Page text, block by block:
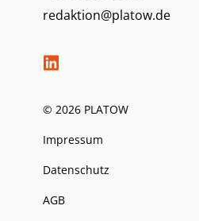
redaktion@platow.de
© 2026 PLATOW
Impressum
Datenschutz
AGB